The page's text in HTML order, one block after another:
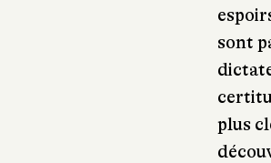
sont
plus